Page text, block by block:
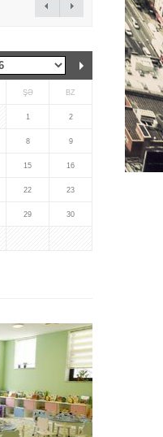
ŞƏ BZ
1 2
8 9
15 16
22 23
29 30